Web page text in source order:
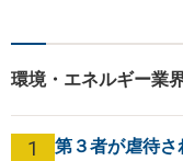
環境・エネルギー業
1
第３者が虐待